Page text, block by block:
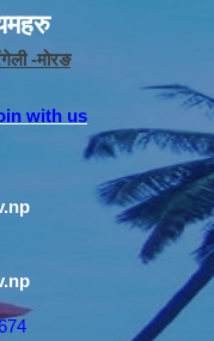
-मोरङ
with us